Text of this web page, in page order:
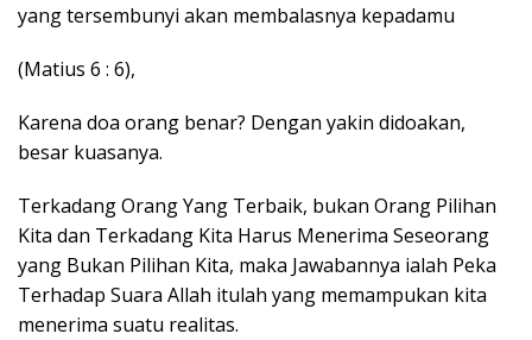
yang tersembunyi akan membalasnya kepadamu
(Matius 6 : 6),
Karena doa orang benar? Dengan yakin didoakan,
besar kuasanya.
Terkadang Orang Yang Terbaik, bukan Orang Pilihan
Kita dan Terkadang Kita Harus Menerima Seseorang
yang Bukan Pilihan Kita, maka Jawabannya ialah Peka
Terhadap Suara Allah itulah yang memampukan kita
menerima suatu realitas.